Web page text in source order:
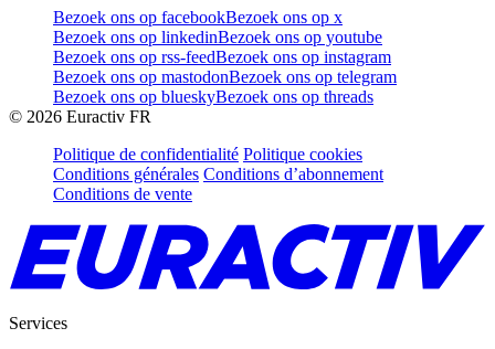
Bezoek ons op facebookBezoek ons op x
Bezoek ons op linkedinBezoek ons op youtube
Bezoek ons op rss-feedBezoek ons op instagram
Bezoek ons op mastodonBezoek ons op telegram
Bezoek ons op blueskyBezoek ons op threads
© 2026 Euractiv FR
Politique de confidentialité Politique cookies
Conditions générales Conditions d’abonnement
Conditions de vente
Services